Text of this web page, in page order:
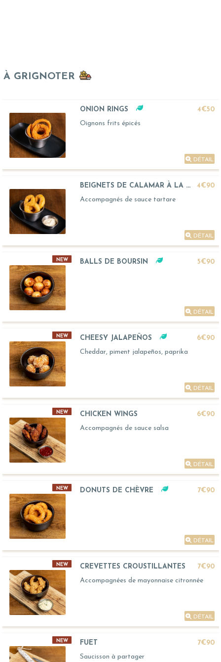
À GRIGNOTER
ONION RINGS
4€50
Oignons frits épicés
DÉTAIL
BEIGNETS DE CALAMAR À LA ROMAINE
4€90
Accompagnés de sauce tartare
DÉTAIL
NEW BALLS DE BOURSIN 5€90
DÉTAIL
NEW CHEESY JALAPEÑOS
6€90
Cheddar, piment jalapeños, paprika
DÉTAIL
NEW CHICKEN WINGS
6€90
Accompagnés de sauce salsa
DÉTAIL
NEW DONUTS DE CHÈVRE 7€90
DÉTAIL
NEW CREVETTES CROUSTILLANTES
7€90
Accompagnées de mayonnaise citronnée
DÉTAIL
NEW FUET
7€90
Saucisson à partager